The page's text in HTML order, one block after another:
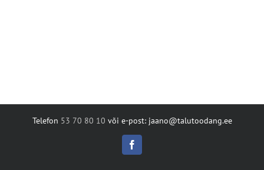
Telefon 53 70 80 10 või e-post: jaano@talutoodang.ee
Facebook